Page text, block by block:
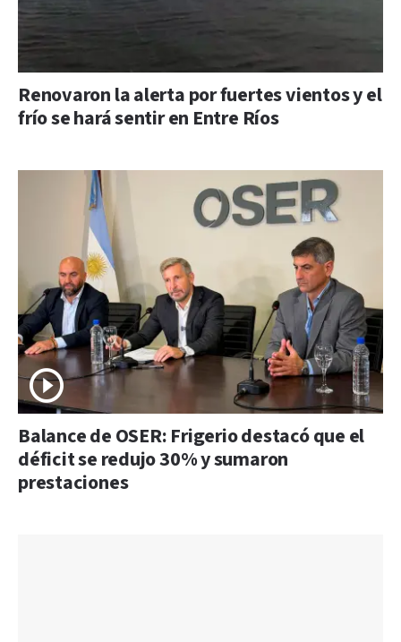
Renovaron la alerta por fuertes vientos y el
frío se hará sentir en Entre Ríos
Balance de OSER: Frigerio destacó que el
déficit se redujo 30% y sumaron
prestaciones